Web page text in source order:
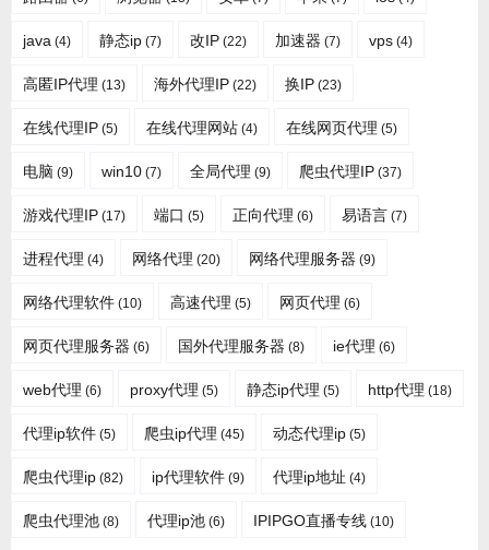
java (4) 静态ip (7) 改IP (22) 加速器 (7) vps (4)
高匿IP代理 (13) 海外代理IP (22) 换IP (23)
在线代理IP (5) 在线代理网站 (4) 在线网页代理 (5)
电脑 (9) win10 (7) 全局代理 (9) 爬虫代理IP (37)
游戏代理IP (17) 端口 (5) 正向代理 (6) 易语言 (7)
进程代理 (4) 网络代理 (20) 网络代理服务器 (9)
网络代理软件 (10) 高速代理 (5) 网页代理 (6)
网页代理服务器 (6) 国外代理服务器 (8) ie代理 (6)
web代理 (6) proxy代理 (5) 静态ip代理 (5) http代理 (18)
代理ip软件 (5) 爬虫ip代理 (45) 动态代理ip (5)
爬虫代理ip (82) ip代理软件 (9) 代理ip地址 (4)
爬虫代理池 (8) 代理ip池 (6) IPIPGO直播专线 (10)